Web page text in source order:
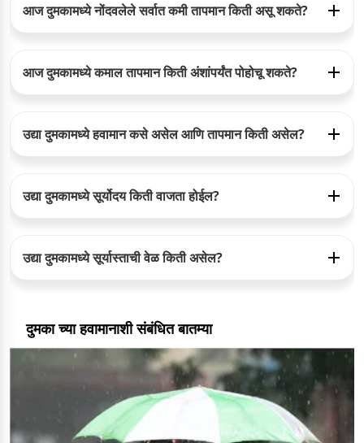
आज दुमकामध्ये नोंदवलेले सर्वात कमी तापमान किती असू शकते?
आज दुमकामध्ये कमाल तापमान किती अंशांपर्यंत पोहोचू शकते?
उद्या दुमकामध्ये हवामान कसे असेल आणि तापमान किती असेल?
उद्या दुमकामध्ये सूर्योदय किती वाजता होईल?
उद्या दुमकामध्ये सूर्यास्ताची वेळ किती असेल?
दुमका च्या हवामानाशी संबंधित बातम्या